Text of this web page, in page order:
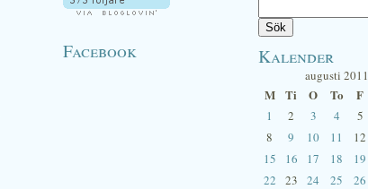
Facebook Kalender
augusti 2011
M Ti O To F
1 2 3 4 5
8
9 10 11 12
15
16 17 18 19
22
23 24 25 26